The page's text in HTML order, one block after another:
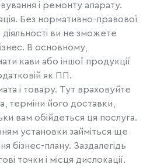
і ремонту апарату.
Без нормативно-правової
діяльності ви не зможете
В основному,
кави або іншої продукції
як ПП.
і товару. Тут враховуйте
терміни його доставки,
вам обійдеться ця послуга.
установки займіться ще
бізнес-плану. Заздалегідь
точки і місця дислокації.